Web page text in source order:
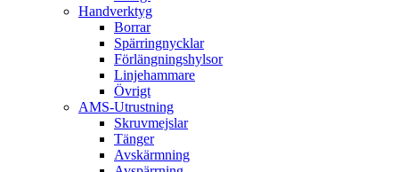
Handverktyg
Borrar
Spärringnycklar
Förlängningshylsor
Linjehammare
Övrigt
AMS-Utrustning
Skruvmejslar
Tänger
Avskärmning